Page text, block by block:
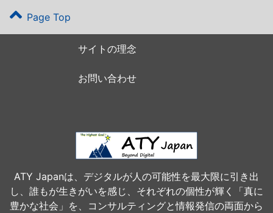
Page Top
サイトの理念
お問い合わせ
ATY Japanは、デジタルが人の可能性を最大限に引き出
し、誰もが生きがいを感じ、それぞれの個性が輝く「真に
豊かな社会」を、コンサルティングと情報発信の両面から